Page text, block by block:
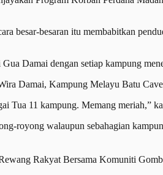
besar-besaran itu membabitkan
Damai dengan setiap kampung
Damai, Kampung Melayu Batu
11 kampung. Memang meriah,”
royong walaupun sebahagian
Rakyat Bersama Komuniti